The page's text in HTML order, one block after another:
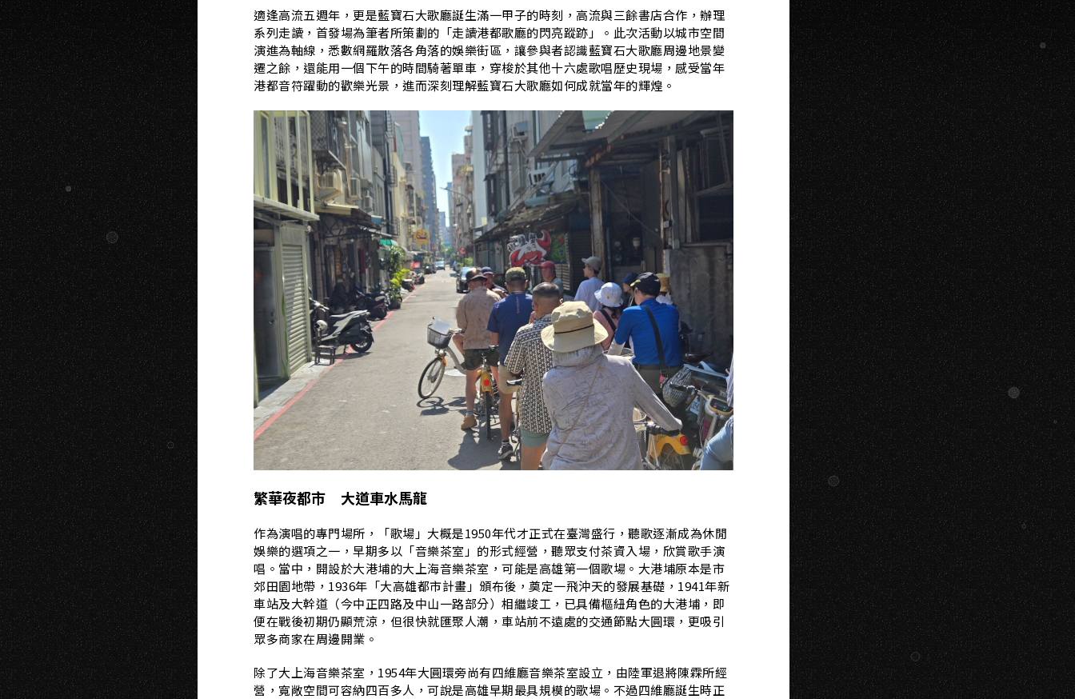
適逢高流五週年，更是藍寶石大歌廳誕生滿一甲子的時刻，高流與三餘書店合作，辦理
系列走讀，首發場為筆者所策劃的「走讀港都歌廳的閃亮蹤跡」。此次活動以城市空間
演進為軸線，悉數網羅散落各角落的娛樂街區，讓參與者認識藍寶石大歌廳周邊地景變
遷之餘，還能用一個下午的時間騎著單車，穿梭於其他十六處歌唱歷史現場，感受當年
港都音符躍動的歡樂光景，進而深刻理解藍寶石大歌廳如何成就當年的輝煌。
繁華夜都市 大道車水馬龍
作為演唱的專門場所，「歌場」大概是1950年代才正式在臺灣盛行，聽歌逐漸成為休閒
娛樂的選項之一，早期多以「音樂茶室」的形式經營，聽眾支付茶資入場，欣賞歌手演
唱。當中，開設於大港埔的大上海音樂茶室，可能是高雄第一個歌場。大港埔原本是市
郊田園地帶，1936年「大高雄都市計畫」頒布後，奠定一飛沖天的發展基礎，1941年新
車站及大幹道（今中正四路及中山一路部分）相繼竣工，已具備樞紐角色的大港埔，即
便在戰後初期仍顯荒涼，但很快就匯聚人潮，車站前不遠處的交通節點大圓環，更吸引
眾多商家在周邊開業。
除了大上海音樂茶室，1954年大圓環旁尚有四維廳音樂茶室設立，由陸軍退將陳霖所經
營，寬敞空間可容納四百多人，可說是高雄早期最具規模的歌場。不過四維廳誕生時正